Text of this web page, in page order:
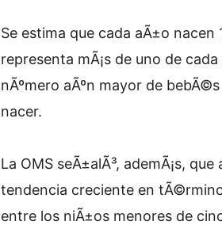
Se estima que cada aÃ±o
representa mÃ¡s de uno de
nÃºmero aÃºn mayor de
nacer.
La OMS seÃ±alÃ³, ademÃ¡s,
tendencia creciente en
entre los niÃ±os menores de